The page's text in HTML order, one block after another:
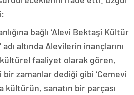
bağlı ‘Alevi Bektaşi Kültür
adı altında Alevilerin inançlarını
faaliyet olarak gören,
zamanlar dediği gibi ‘Cemevi
kültürün, sanatın bir parçası